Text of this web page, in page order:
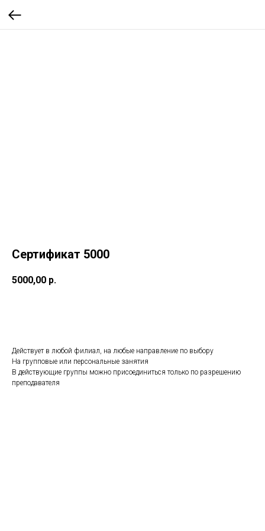
Сертификат 5000
5000,00 р.
Действует в любой филиал, на любые направление по выбору
На групповые или персональные занятия
В действующие группы можно присоединиться только по разрешению
преподавателя